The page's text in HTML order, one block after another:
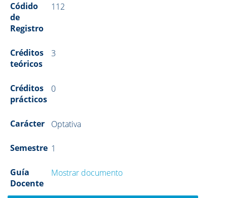
Códido
de
Registro
112
Créditos
teóricos
3
Créditos
prácticos
0
Carácter Optativa
Semestre 1
Guía
Docente
Mostrar documento